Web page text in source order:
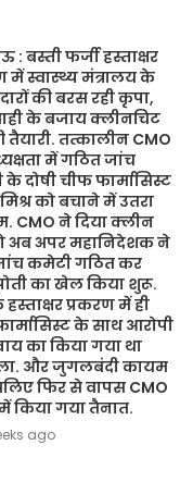
बस्ती फर्जी हस्ताक्षर
में स्वास्थ्य मंत्रालय के
की बरस रही कृपा,
के बजाय क्लीनचिट
तैयारी. तत्कालीन CMO
में गठित जांच
दोषी चीफ फार्मासिस्ट
को बचाने में उतरा
CMO ने दिया क्लीन
अब अपर महानिदेशक ने
कमेटी गठित कर
का खेल किया शुरू.
प्रकरण में ही
के साथ आरोपी
का किया गया था
और जुगलबंदी कायम
फिर से वापस CMO
किया गया तैनात.
ago